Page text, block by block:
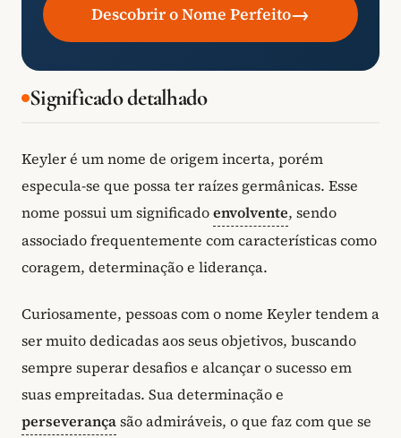
Descobrir o Nome Perfeito→
Significado detalhado
Keyler é um nome de origem incerta, porém
especula-se que possa ter raízes germânicas. Esse
nome possui um significadoenvolvente, sendo
associado frequentemente com características como
coragem, determinação e liderança.
Curiosamente, pessoas com o nome Keyler tendem a
ser muito dedicadas aos seus objetivos, buscando
sempre superar desafios e alcançar o sucesso em
suas empreitadas. Sua determinação e
perseverançasão admiráveis, o que faz com que se